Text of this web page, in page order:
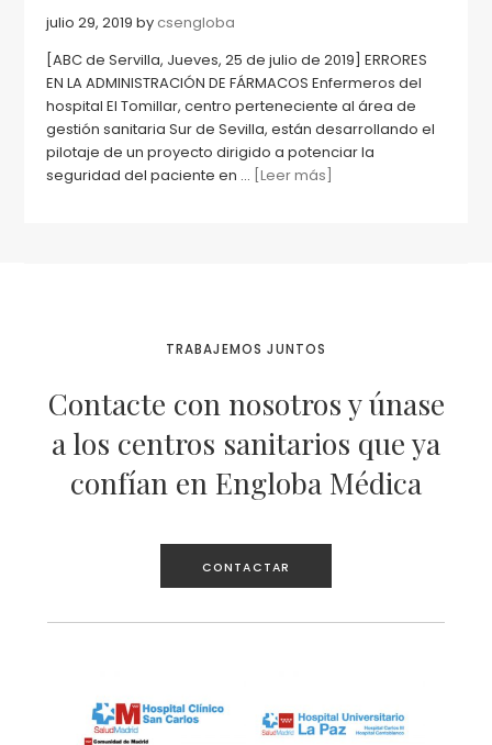
julio 29, 2019 by csengloba
[ABC de Servilla, Jueves, 25 de julio de 2019] ERRORES
EN LA ADMINISTRACIÓN DE FÁRMACOS Enfermeros del
hospital El Tomillar, centro perteneciente al área de
gestión sanitaria Sur de Sevilla, están desarrollando el
pilotaje de un proyecto dirigido a potenciar la
seguridad del paciente en ... [Leer más]
TRABAJEMOS JUNTOS
Contacte con nosotros y únase
a los centros sanitarios que ya
confían en Engloba Médica
CONTACTAR